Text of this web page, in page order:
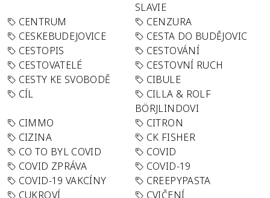
SLAVIE
CENTRUM
CENZURA
CESKEBUDEJOVICE
CESTA DO BUDĚJOVIC
CESTOPIS
CESTOVÁNÍ
CESTOVATELÉ
CESTOVNÍ RUCH
CESTY KE SVOBODĚ
CIBULE
CÍL
CILLA & ROLF
BÖRJLINDOVI
CIMMO
CITRON
CIZINA
CK FISHER
CO TO BYL COVID
COVID
COVID ZPRÁVA
COVID-19
COVID-19 VAKCÍNY
CREEPYPASTA
CUKROVÍ
CVIČENÍ